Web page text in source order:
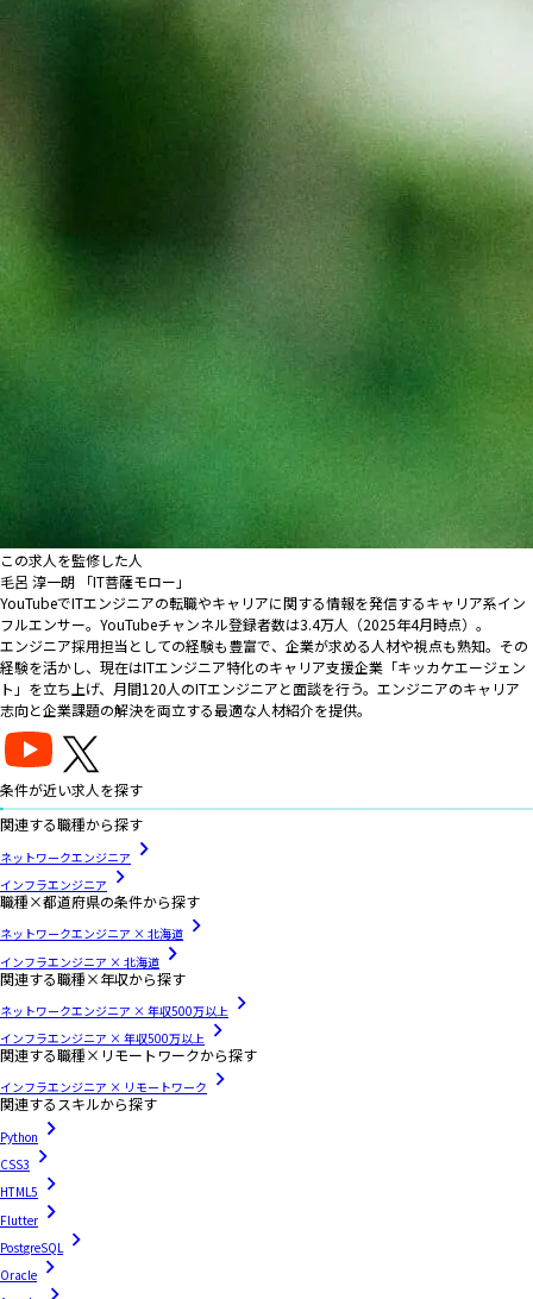
この求人を監修した人
毛呂 淳一朗 「IT菩薩モロー」
YouTubeでITエンジニアの転職やキャリアに関する情報を発信するキャリア系イン
フルエンサー。YouTubeチャンネル登録者数は3.4万人（2025年4月時点）。
エンジニア採用担当としての経験も豊富で、企業が求める人材や視点も熟知。その
経験を活かし、現在はITエンジニア特化のキャリア支援企業「キッカケエージェン
ト」を立ち上げ、月間120人のITエンジニアと面談を行う。エンジニアのキャリア
志向と企業課題の解決を両立する最適な人材紹介を提供。
条件が近い求人を探す
関連する職種から探す
ネットワークエンジニア
インフラエンジニア
職種×都道府県の条件から探す
ネットワークエンジニア × 北海道
インフラエンジニア × 北海道
関連する職種×年収から探す
ネットワークエンジニア × 年収500万以上
インフラエンジニア × 年収500万以上
関連する職種×リモートワークから探す
インフラエンジニア × リモートワーク
関連するスキルから探す
Python
CSS3
HTML5
Flutter
PostgreSQL
Oracle